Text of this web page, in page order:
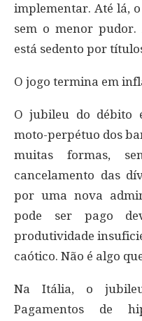
implementar. Até lá,
sem o menor
está sedento por
O jogo termina em
O jubileu do débito
moto-perpétuo dos
muitas formas,
cancelamento das
por uma nova
pode ser pago
produtividade
caótico. Não é algo
Na Itália, o
Pagamentos de